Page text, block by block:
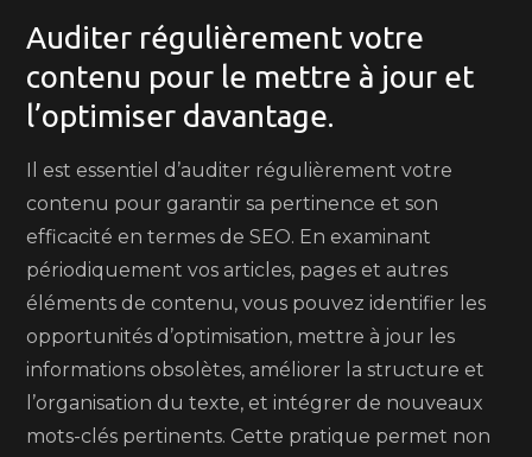
Auditer régulièrement votre
contenu pour le mettre à jour et
l’optimiser davantage.
Il est essentiel d’auditer régulièrement votre
contenu pour garantir sa pertinence et son
efficacité en termes de SEO. En examinant
périodiquement vos articles, pages et autres
éléments de contenu, vous pouvez identifier les
opportunités d’optimisation, mettre à jour les
informations obsolètes, améliorer la structure et
l’organisation du texte, et intégrer de nouveaux
mots-clés pertinents. Cette pratique permet non